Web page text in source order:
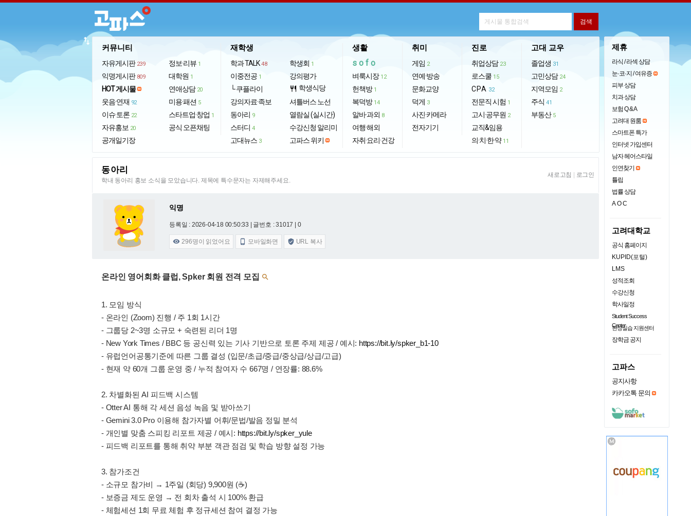
커뮤니티
자유게시판 239
익명게시판 809
HOT 게시물
웃음·연재 92
이슈·토론 22
자유홍보 20
공개일기장
정보·리뷰 1
대학원 1
연애상담 20
미용·패션 5
스타트업·창업 1
공식 오픈채팅
재학생
학과 TALK 48
이중전공 1
└ 쿠플라이
강의자료·족보
동아리 9
스터디 4
고대뉴스 3
학생회 1
강의평가
restaurant 학생식당
셔틀버스 노선
열람실 (실시간)
수강신청 알리미
고파스 위키
생활
sofo
벼룩시장 12
헌책방 1
복덕방 14
알바·과외 8
여행·해외
자취·요리·건강
취미
게임 2
연예·방송
문화교양
덕게 3
사진·카메라
전자기기
진로
취업상담 23
로스쿨 15
CPA 32
전문직 시험 1
고시·공무원 2
교직&임용
의·치·한·약 11
고대 교우
졸업생 31
고민상담 24
지역모임 2
주식 41
부동산 5
import_export
동아리
학내 동아리 홍보 소식을 모았습니다. 제목에 특수문자는 자제해주세요.
새로고침 로그인
익명
등록일 : 2026-04-18 00:50:33 | 글번호 : 31017 | 0
 296명이 읽었어요  모바일화면  URL 복사
온라인 영어회화 클럽, Spker 회원 전격 모집 
1. 모임 방식
- 온라인 (Zoom) 진행 / 주 1회 1시간
- 그룹당 2~3명 소규모 + 숙련된 리더 1명
- New York Times / BBC 등 공신력 있는 기사 기반으로 토론 주제 제공 / 예시: https://bit.ly/spker_b1-10
- 유럽언어공통기준에 따른 그룹 결성 (입문/초급/중급/중상급/상급/고급)
- 현재 약 60개 그룹 운영 중 / 누적 참여자 수 667명 / 연장률: 88.6%
2. 차별화된 AI 피드백 시스템
- Otter AI 통해 각 세션 음성 녹음 및 받아쓰기
- Gemini 3.0 Pro 이용해 참가자별 어휘/문법/발음 정밀 분석
- 개인별 맞춤 스피킹 리포트 제공 / 예시: https://bit.ly/spker_yule
- 피드백 리포트를 통해 취약 부분 객관 점검 및 학습 방향 설정 가능
3. 참가조건
- 소규모 참가비 → 1주일 (회당) 9,900원 (☕️)
- 보증금 제도 운영 → 전 회차 출석 시 100% 환급
- 체험세션 1회 무료 체험 후 정규세션 참여 결정 가능
제휴
라식 / 라섹 상담
눈·코·지 / 여유증
피부 상담
치과 상담
보험 Q & A
고려대 원룸
스마트폰 특가
인터넷 가입센터
남자 헤어스타일
인연찾기
튤립
법률 상담
AOC
고려대학교
공식 홈페이지
KUPID(포털)
LMS
성적조회
수강신청
학사일정
Student Success
Center
현장실습 지원센터
장학금 공지
고파스
공지사항
카카오톡 문의